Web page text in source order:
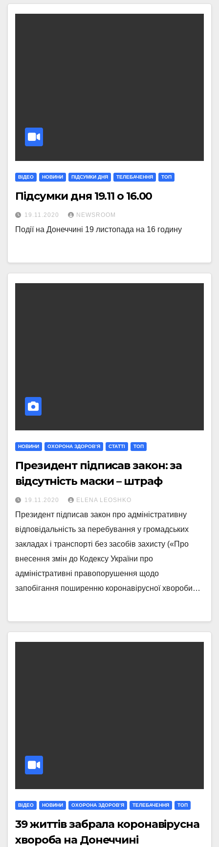
ВІДЕО НОВИНИ ПІДСУМКИ ДНЯ ТЕЛЕБАЧЕННЯ ТОП
Підсумки дня 19.11 о 16.00
19.11.2020 NEWSROOM
Події на Донеччині 19 листопада на 16 годину
НОВИНИ ОХОРОНА ЗДОРОВ’Я СТАТТI ТОП
Президент підписав закон: за
відсутність маски – штраф
19.11.2020 ELENA LEOSHKO
Президент підписав закон про адміністративну
відповідальність за перебування у громадських
закладах і транспорті без засобів захисту («Про
внесення змін до Кодексу України про
адміністративні правопорушення щодо
запобігання поширенню коронавірусної хвороби…
ВІДЕО НОВИНИ ОХОРОНА ЗДОРОВ’Я ТЕЛЕБАЧЕННЯ ТОП
39 життів забрала коронавірусна
хвороба на Донеччині